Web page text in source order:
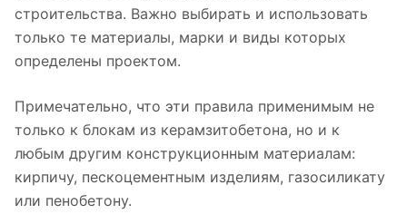
строительства. Важно выбирать и использовать
только те материалы, марки и виды которых
определены проектом.
Примечательно, что эти правила применимым не
только к блокам из керамзитобетона, но и к
любым другим конструкционным материалам:
кирпичу, пескоцементным изделиям, газосиликату
или пенобетону.